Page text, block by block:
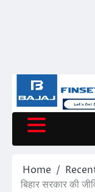
Home
बिहार सरकार की